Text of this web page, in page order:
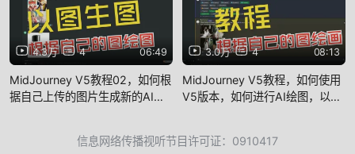
4.3万 4 06:49
MidJourney V5教程02，如何根
据自己上传的图片生成新的AI图
3.0万 4 08:13
MidJourney V5教程，如何使用
V5版本，如何进行AI绘图，以及
信息网络传播视听节目许可证：0910417